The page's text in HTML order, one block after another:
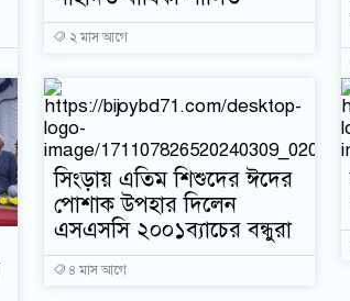
২ মাস আগে
সিংড়ায় এতিম শিশুদের ঈদের
পোশাক উপহার দিলেন
এসএসসি ২০০১ব্যাচের বন্ধুরা
৪ মাস আগে